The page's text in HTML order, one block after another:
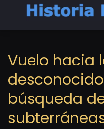
Vuelo hacia
búsqueda